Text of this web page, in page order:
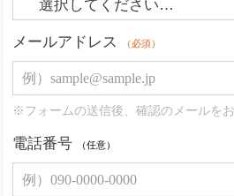
メールアドレス （必須）
※フォームの送信後、確認のメールをお
電話番号 （任意）